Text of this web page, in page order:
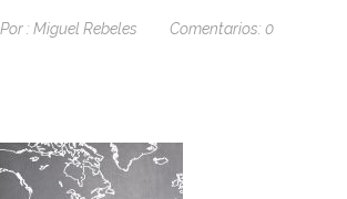
Por : Miguel Rebeles Comentarios: 0